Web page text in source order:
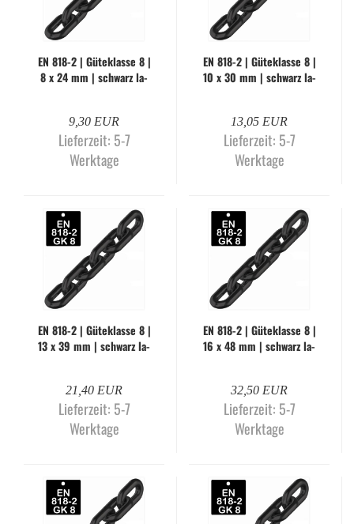
EN 818-2 | Gü­te­klas­se 8 |
8 x 24 mm | schwarz la­
9,30 EUR
Lieferzeit: 5-7
Werktage
EN 818-2 | Gü­te­klas­se 8 |
10 x 30 mm | schwarz la­
13,05 EUR
Lieferzeit: 5-7
Werktage
EN 818-2 | Gü­te­klas­se 8 |
13 x 39 mm | schwarz la­
21,40 EUR
Lieferzeit: 5-7
Werktage
EN 818-2 | Gü­te­klas­se 8 |
16 x 48 mm | schwarz la­
32,50 EUR
Lieferzeit: 5-7
Werktage